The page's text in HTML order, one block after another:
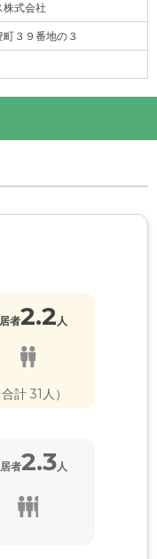
株式会社
３９番地の３
者2.2人
合計 31人）
者2.3人